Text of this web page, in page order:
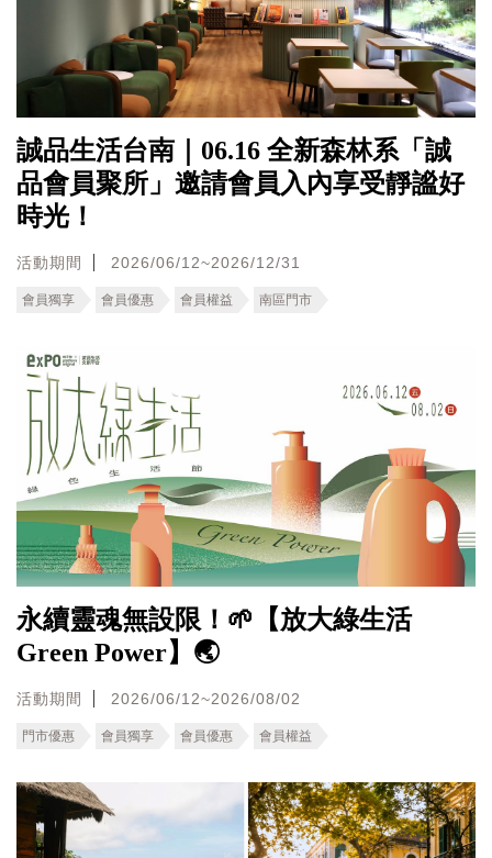
誠品生活台南｜06.16 全新森林系「誠
品會員聚所」邀請會員入內享受靜謐好
時光！
活動期間 2026/06/12~2026/12/31
會員獨享 會員優惠 會員權益 南區門市
永續靈魂無設限！🌱【放大綠生活
Green Power】🌏
活動期間 2026/06/12~2026/08/02
門市優惠 會員獨享 會員優惠 會員權益